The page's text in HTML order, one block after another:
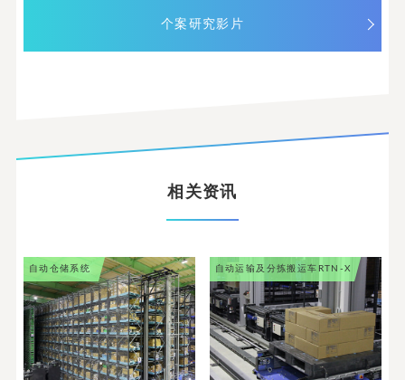
个案研究影片
相关资讯
自动仓储系统 自动运输及分拣搬运车 RTN-X